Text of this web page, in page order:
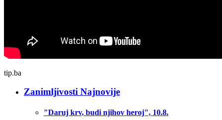
tip.ba
Zanimljivosti Najnovije
"Daruj krv, budi njihov heroj", 10.8.